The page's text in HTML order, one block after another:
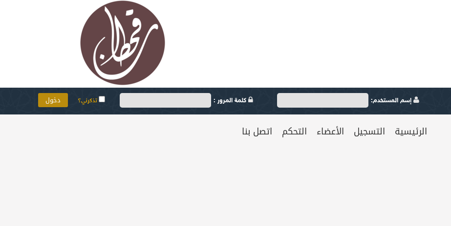
إسم المستخدم: كلمة المرور : تذكرني؟
الرئيسية التسجيل الأعضاء التحكم اتصل بنا